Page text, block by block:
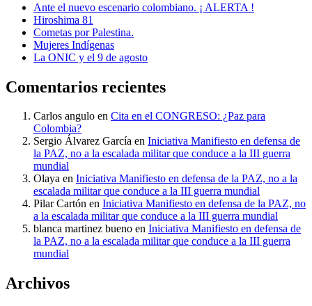
Ante el nuevo escenario colombiano. ¡ ALERTA !
Hiroshima 81
Cometas por Palestina.
Mujeres Indígenas
La ONIC y el 9 de agosto
Comentarios recientes
Carlos angulo en Cita en el CONGRESO: ¿Paz para
Colombia?
Sergio Álvarez García en Iniciativa Manifiesto en defensa de
la PAZ, no a la escalada militar que conduce a la III guerra
mundial
Olaya en Iniciativa Manifiesto en defensa de la PAZ, no a la
escalada militar que conduce a la III guerra mundial
Pilar Cartón en Iniciativa Manifiesto en defensa de la PAZ, no
a la escalada militar que conduce a la III guerra mundial
blanca martinez bueno en Iniciativa Manifiesto en defensa de
la PAZ, no a la escalada militar que conduce a la III guerra
mundial
Archivos